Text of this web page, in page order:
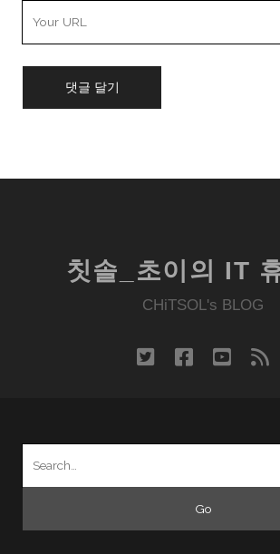
칫솔_초이의 IT
CHiTSOL's BLOG
twitterfacebook